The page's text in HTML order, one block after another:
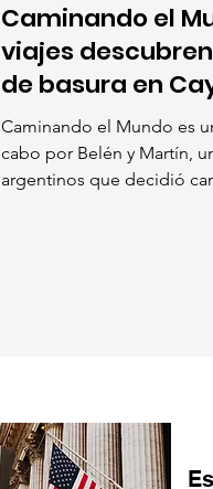
Caminando el
viajes
de basura en
Caminando el Mundo es
cabo por Belén y Martín,
argentinos que decidió